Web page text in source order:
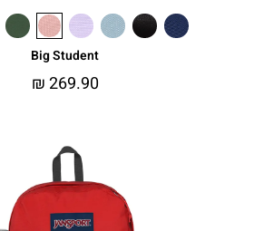
Big Student
₪269.90